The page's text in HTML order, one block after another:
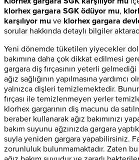
klorhex gargara SGK ödüyor mu,
karşılıyor mu ve klorhex gargara
sorular hakkında detaylı bilgiler
Yeni dönemde tüketilen yiyecekler
bakımına daha çok dikkat edilmesi
gargara diş fırçasının yeterli
ağız sağlığının yapılmasına yardımcı
yalnızca dişleri temizlemektedir.
fırçası ile temizlenmeyen yerler
klorhex gargarının diş macunu da
beraber kullanarak ağız bakımınızı
bakım suyunu ağzınızda gargara
suyla yeniden gargara yapabilirsiniz.
zorunluluk bulunmamaktadır. Zaten